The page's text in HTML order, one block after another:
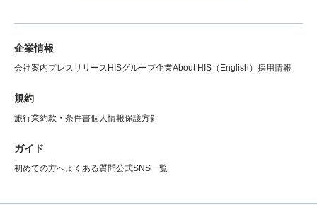
企業情報
会社案内プレスリリース HISグループ企業About HIS（English） 採用情報
規約
旅行業約款・条件書個人情報保護方針
ガイド
初めての方へよくある質問公式SNS一覧